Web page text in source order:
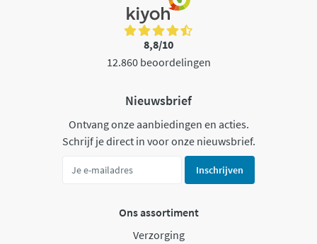
8,8/10
12.860 beoordelingen
Nieuwsbrief
Ontvang onze aanbiedingen en acties.
Schrijf je direct in voor onze nieuwsbrief.
Inschrijven
Ons assortiment
Verzorging